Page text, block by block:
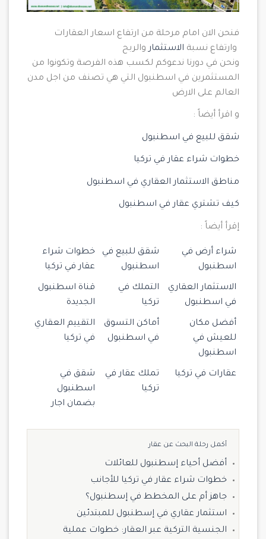
فنحن الان امام مرحلة من ارتفاع اسعار العقارات
وارتفاع نسبة الاستثماروالربح
ونحن في دورنا ندعوكم لكسب هذه الفرصة وتكونوا من
المستثمرين في اسطنبول التي هي تصنف من اجل مدن
العالم على الارض
و اقرأ أيضاً :
شقق للبيع في اسطنبول
خطوات شراء عقار في تركيا
مناطق الاستثمار العقاري في اسطنبول
كيف تشتري عقار في اسطنبول
إقرأ أيضاً :
شراء أرض في
اسطنبول
شقق للبيع في
اسطنبول
خطوات شراء
عقار في تركيا
الاستثمار العقاري
في اسطنبول
التملك في
تركيا
قناة اسطنبول
الجديدة
أفضل مكان
للعيش في
اسطنبول
أماكن التسوق
في اسطنبول
التقييم العقاري
في تركيا
عقارات في تركيا
تملك عقار في
تركيا
شقق في
اسطنبول
بضمان اجار
أكمل رحلة البحث عن عقار
أفضل أحياء إسطنبول للعائلات
خطوات شراء عقار في تركيا للأجانب
جاهز أم على المخطط في إسطنبول؟
استثمار عقاري في إسطنبول للمبتدئين
الجنسية التركية عبر العقار: خطوات عملية